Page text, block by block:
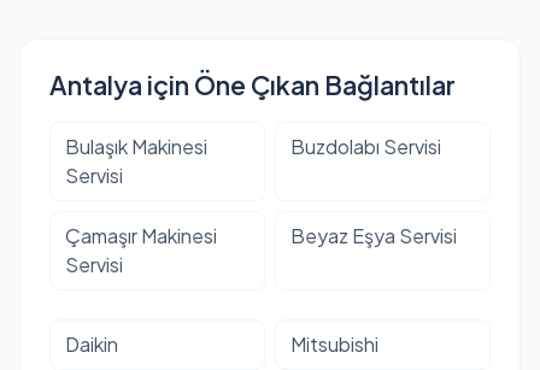
Antalya için Öne Çıkan Bağlantılar
Bulaşık Makinesi
Servisi
Buzdolabı Servisi
Çamaşır Makinesi
Servisi
Beyaz Eşya Servisi
Daikin Mitsubishi